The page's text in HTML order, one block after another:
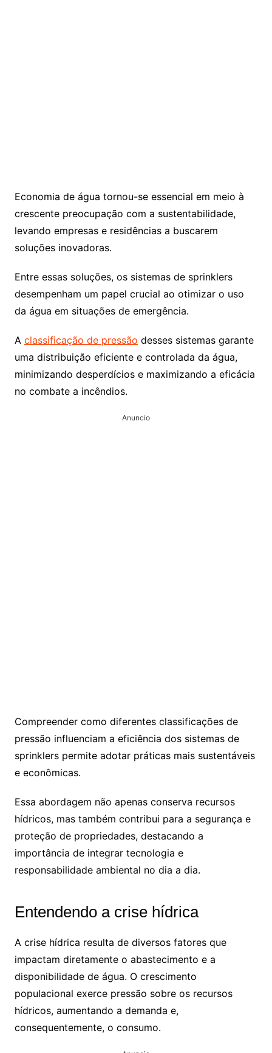
Economia de água tornou-se essencial em meio à
crescente preocupação com a sustentabilidade,
levando empresas e residências a buscarem
soluções inovadoras.
Entre essas soluções, os sistemas de sprinklers
desempenham um papel crucial ao otimizar o uso
da água em situações de emergência.
A classificação de pressão desses sistemas garante
uma distribuição eficiente e controlada da água,
minimizando desperdícios e maximizando a eficácia
no combate a incêndios.
Anuncio
Compreender como diferentes classificações de
pressão influenciam a eficiência dos sistemas de
sprinklers permite adotar práticas mais sustentáveis
e econômicas.
Essa abordagem não apenas conserva recursos
hídricos, mas também contribui para a segurança e
proteção de propriedades, destacando a
importância de integrar tecnologia e
responsabilidade ambiental no dia a dia.
Entendendo a crise hídrica
A crise hídrica resulta de diversos fatores que
impactam diretamente o abastecimento e a
disponibilidade de água. O crescimento
populacional exerce pressão sobre os recursos
hídricos, aumentando a demanda e,
consequentemente, o consumo.